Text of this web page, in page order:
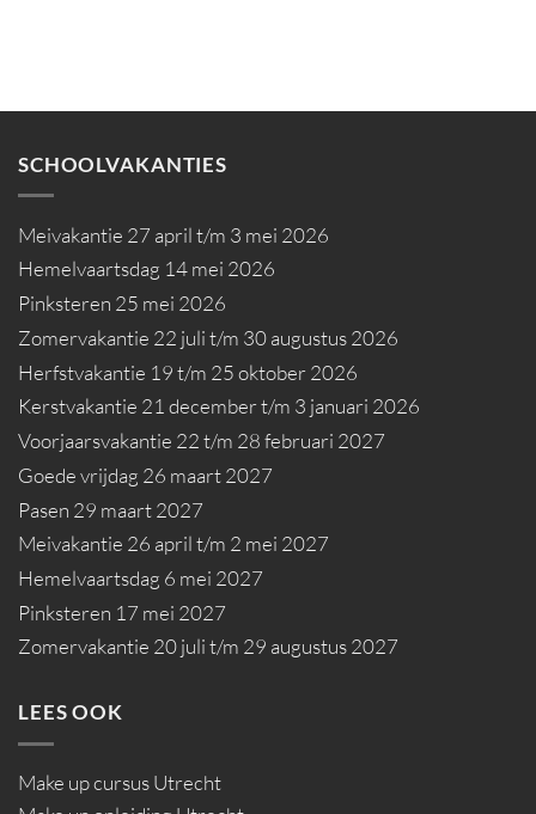
SCHOOLVAKANTIES
Meivakantie 27 april t/m 3 mei 2026
Hemelvaartsdag 14 mei 2026
Pinksteren 25 mei 2026
Zomervakantie 22 juli t/m 30 augustus 2026
Herfstvakantie 19 t/m 25 oktober 2026
Kerstvakantie 21 december t/m 3 januari 2026
Voorjaarsvakantie 22 t/m 28 februari 2027
Goede vrijdag 26 maart 2027
Pasen 29 maart 2027
Meivakantie 26 april t/m 2 mei 2027
Hemelvaartsdag 6 mei 2027
Pinksteren 17 mei 2027
Zomervakantie 20 juli t/m 29 augustus 2027
LEES OOK
Make up cursus Utrecht